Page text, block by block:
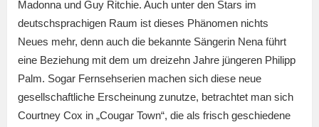
Madonna und Guy Ritchie. Auch unter den Stars im
deutschsprachigen Raum ist dieses Phänomen nichts
Neues mehr, denn auch die bekannte Sängerin Nena führt
eine Beziehung mit dem um dreizehn Jahre jüngeren Philipp
Palm. Sogar Fernsehserien machen sich diese neue
gesellschaftliche Erscheinung zunutze, betrachtet man sich
Courtney Cox in „Cougar Town“, die als frisch geschiedene